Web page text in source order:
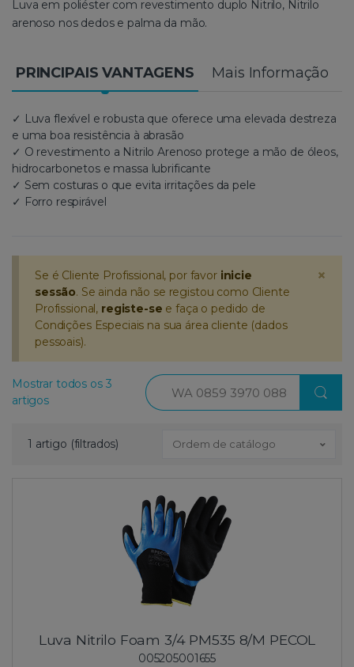
Luva em poliéster com revestimento duplo Nitrilo, Nitrilo
arenoso nos dedos e palma da mão.
PRINCIPAIS VANTAGENS Mais Informação
✓ Luva flexível e robusta que oferece uma elevada destreza
e uma boa resistência à abrasão
✓ O revestimento a Nitrilo Arenoso protege a mão de óleos,
hidrocarbonetos e massa lubrificante
✓ Sem costuras o que evita irritações da pele
✓ Forro respirável
×
Se é Cliente Profissional, por favor inicie
sessão. Se ainda não se registou como Cliente
Profissional, registe-se e faça o pedido de
Condições Especiais na sua área cliente (dados
pessoais).
Mostrar todos os 3
artigos
Procurar
1 artigo (filtrados) Ordem de catálogo
Luva Nitrilo Foam 3/4 PM535 8/M PECOL
005205001655